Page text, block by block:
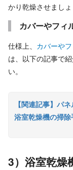
かり乾燥させましょ
カバーやフィ
仕様上、 カバーや
は、以下の記事で
い。
【関連記事】パ
浴室乾燥機の掃除
3）浴室乾燥